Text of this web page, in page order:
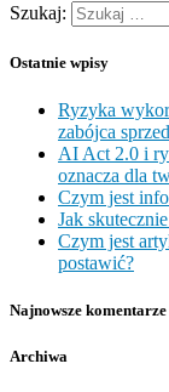
Szukaj:
Ostatnie wpisy
Ryzyka
zabójca
AI Act 2.0 i
oznacza dla
Czym jest
Jak
Czym jest
postawić?
Najnowsze komentarze
Archiwa